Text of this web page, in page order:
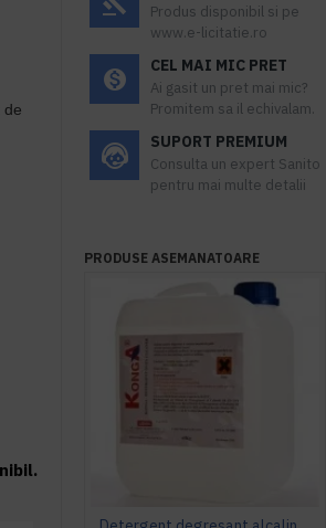
de
Produs disponibil si pe
www.e-licitatie.ro
CEL MAI MIC PRET
Ai gasit un pret mai mic?
Promitem sa il echivalam.
SUPORT PREMIUM
Consulta un expert Sanito
pentru mai multe detalii
PRODUSE ASEMANATOARE